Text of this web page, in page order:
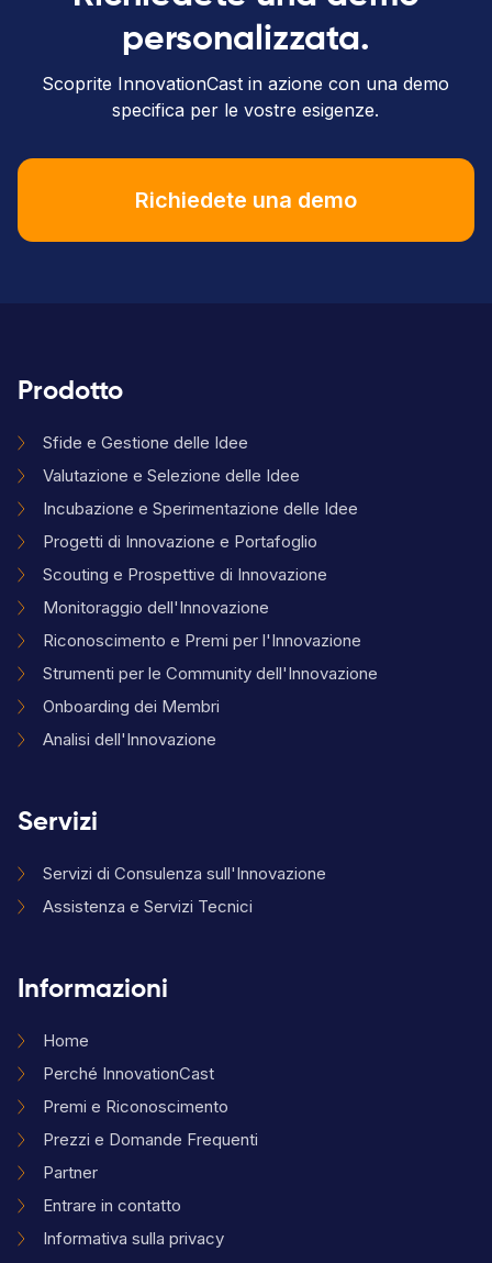
personalizzata.
Scoprite InnovationCast in azione con una demo
specifica per le vostre esigenze.
Richiedete una demo
Prodotto
Sfide e Gestione delle Idee
Valutazione e Selezione delle Idee
Incubazione e Sperimentazione delle Idee
Progetti di Innovazione e Portafoglio
Scouting e Prospettive di Innovazione
Monitoraggio dell'Innovazione
Riconoscimento e Premi per l'Innovazione
Strumenti per le Community dell'Innovazione
Onboarding dei Membri
Analisi dell'Innovazione
Servizi
Servizi di Consulenza sull'Innovazione
Assistenza e Servizi Tecnici
Informazioni
Home
Perché InnovationCast
Premi e Riconoscimento
Prezzi e Domande Frequenti
Partner
Entrare in contatto
Informativa sulla privacy